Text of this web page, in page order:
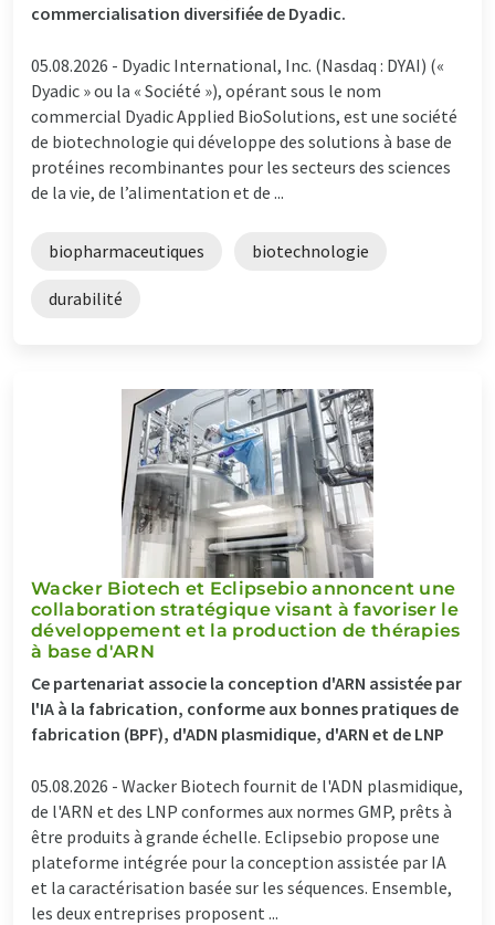
commercialisation diversifiée de Dyadic.
05.08.2026 - Dyadic International, Inc. (Nasdaq : DYAI) («
Dyadic » ou la « Société »), opérant sous le nom
commercial Dyadic Applied BioSolutions, est une société
de biotechnologie qui développe des solutions à base de
protéines recombinantes pour les secteurs des sciences
de la vie, de l’alimentation et de ...
biopharmaceutiques biotechnologie
durabilité
Wacker Biotech et Eclipsebio annoncent une
collaboration stratégique visant à favoriser le
développement et la production de thérapies
à base d'ARN
Ce partenariat associe la conception d'ARN assistée par
l'IA à la fabrication, conforme aux bonnes pratiques de
fabrication (BPF), d'ADN plasmidique, d'ARN et de LNP
05.08.2026 - Wacker Biotech fournit de l'ADN plasmidique,
de l'ARN et des LNP conformes aux normes GMP, prêts à
être produits à grande échelle. Eclipsebio propose une
plateforme intégrée pour la conception assistée par IA
et la caractérisation basée sur les séquences. Ensemble,
les deux entreprises proposent ...